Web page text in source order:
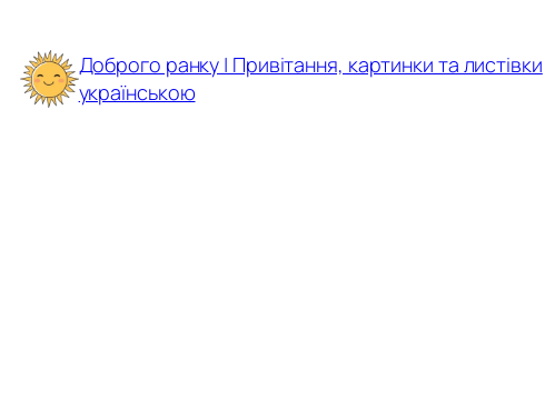
до
вмісту
Доброго ранку | Привітання, картинки та листівки
українською